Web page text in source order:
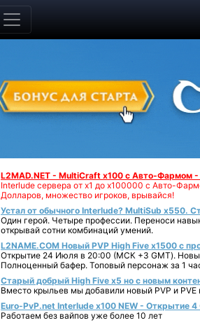
L2MAD.NET - MultiCraft x100 с Авто-Фармом
Interlude сервера от х1 до х100000 с Авто-
Долларов, множество игроков, врывайся!
Устал от обычного Interlude? MultiSub x550.
Один герой. Четыре профессии. Переноси
открывай сотни комбинаций умений.
L2NAME.COM Новый PVP High Five x1500 с
Открытие 24 Июля в 20:00 (МСК +3 GMT).
Полноценный бафер. Топовый персонаж за 1
Старый добрый High Five x5 но с новым
Вместо крыльев мы добавили новый PVP и PVE
Euro-PvP.net Interlude х100 NEW - Открытие 4
Работаем без вайпов уже более 10 лет